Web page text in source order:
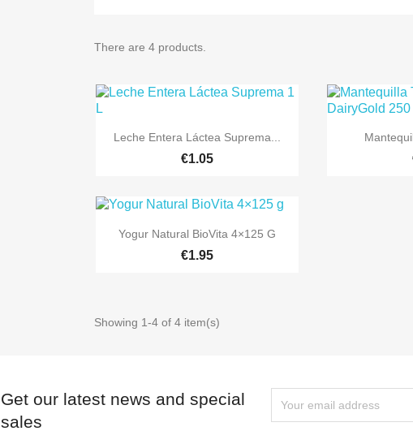
There are 4 products.
 Quick view
Leche Entera Láctea Suprema...
€1.05

 Quick view
Yogur Natural BioVita 4×125 G
€1.95
Showing 1-4 of 4 item(s)
Get our latest news and special
sales